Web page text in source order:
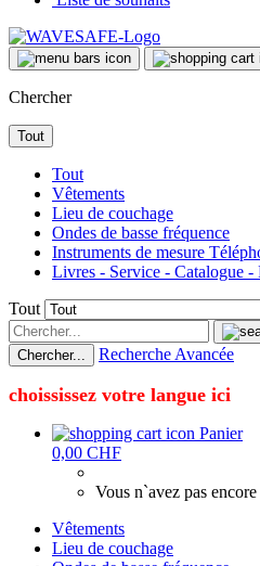
Chercher
Tout
Tout
Vêtements
Lieu de couchage
Ondes de basse fréquence
Instruments de mesure
Livres - Service - Catalogue -
Tout
Chercher... Recherche Avancée
choississez votre langue ici
Panier
0,00 CHF
Vous n`avez pas
Vêtements
Lieu de couchage